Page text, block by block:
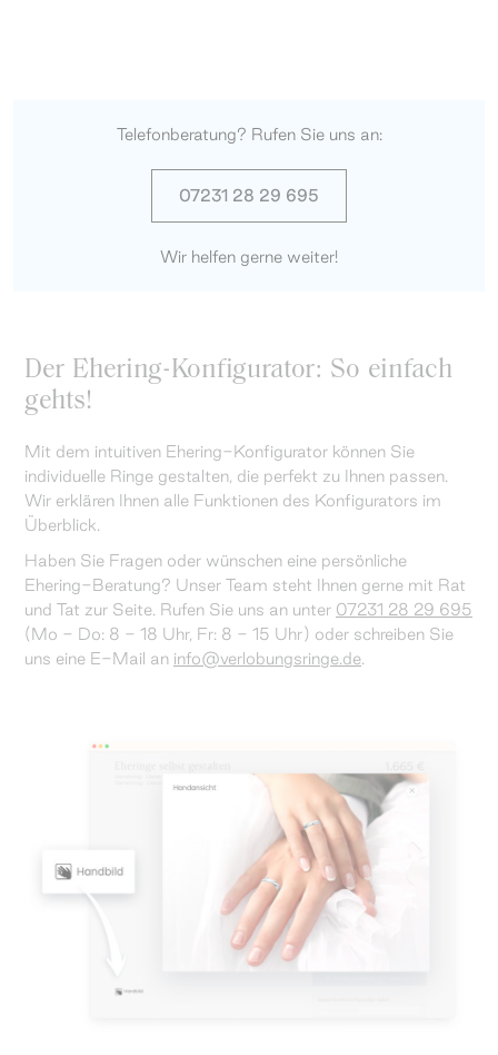
Telefonberatung? Rufen Sie uns an:
07231 28 29 695
Wir helfen gerne weiter!
Der Ehering-Konfigurator: So einfach
gehts!
Mit dem intuitiven Ehering-Konfigurator können Sie
individuelle Ringe gestalten, die perfekt zu Ihnen passen.
Wir erklären Ihnen alle Funktionen des Konfigurators im
Überblick.
Haben Sie Fragen oder wünschen eine persönliche
Ehering-Beratung? Unser Team steht Ihnen gerne mit Rat
und Tat zur Seite. Rufen Sie uns an unter 07231 28 29 695
(Mo - Do: 8 - 18 Uhr, Fr: 8 - 15 Uhr) oder schreiben Sie
uns eine E-Mail an info@verlobungsringe.de.